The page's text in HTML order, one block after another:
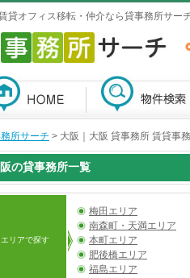
貸オフィス移転・仲介なら貸事務所サー
所サーチ > 大阪｜大阪 貸事務所 賃貸事
の貸事務所一覧
エリアで探す
梅田エリア
南森町・天満エリア
本町エリア
肥後橋エリア
福島エリア